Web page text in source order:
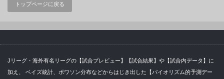
トップページに戻る
Jリーグ・海外有名リーグの【試合プレビュー】【試合結果】や【試合内データ】に
加え、 ベイズ統計、ポワソン分布などからはじき出した【バイオリズム的予測デー